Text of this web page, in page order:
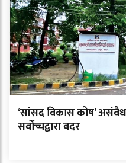
‘सांसद विकास कोष’
सर्वोच्चद्वारा बदर